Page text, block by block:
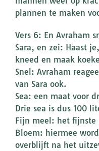
plannen te maken
Vers 6: En Avraham
Sara, en zei: Haast
kneed en maak
Snel: Avraham
van Sara ook.
Sea: een maat voor
Drie sea is dus 100
Fijn meel: het fijnste
Bloem: hiermee
overblijft na het